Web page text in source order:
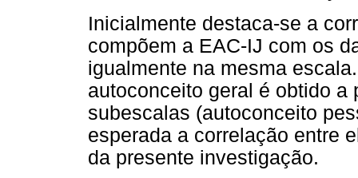
Inicialmente destaca-se a
compõem a EAC-IJ com os
igualmente na mesma
autoconceito geral é obtido a
subescalas (autoconceito
esperada a correlação entre
da presente investigação.